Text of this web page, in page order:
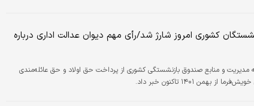
کشوری امروز شارژ شد/رأی مهم دیوان عدالت اداری درباره
مدیریت و منابع صندوق بازنشستگی کشوری از پرداخت حق اولاد و حق عائله‌مندی
بهمن ۱۴۰۱ تاکنون خبر داد.